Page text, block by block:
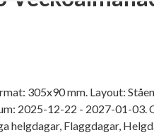
305x90 mm. Layout:
2025-12-22 - 2027-01-03.
helgdagar, Flaggdagar,